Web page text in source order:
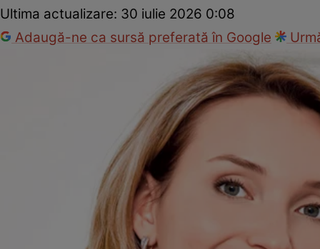
Ultima actualizare: 30 iulie 2026 0:08
Adaugă-ne ca sursă preferată în Google